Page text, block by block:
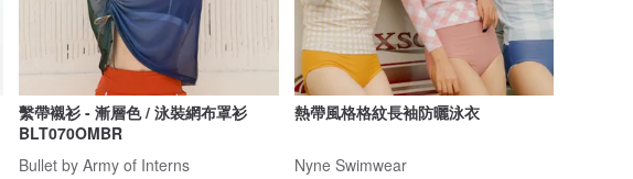
繫帶襯衫 - 漸層色 / 泳裝網布罩衫
BLT070OMBR
Bullet by Army of Interns
熱帶風格格紋長袖防曬泳衣
Nyne Swimwear